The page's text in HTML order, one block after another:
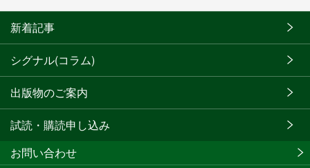
新着記事
シグナル(コラム)
出版物のご案内
試読・購読申し込み
お問い合わせ